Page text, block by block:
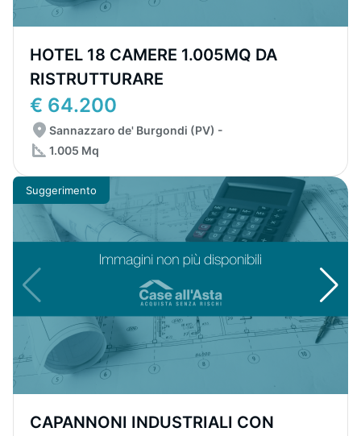
HOTEL 18 CAMERE 1.005MQ DA
RISTRUTTURARE
€ 64.200
Sannazzaro de' Burgondi (PV) -
1.005 Mq
Suggerimento
CAPANNONI INDUSTRIALI CON